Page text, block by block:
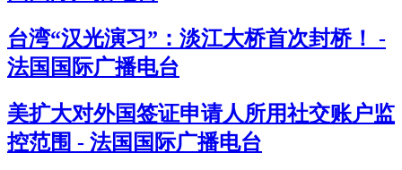
台湾“汉光演习”：淡江大桥首次封桥！ -
法国国际广播电台
美扩大对外国签证申请人所用社交账户监
控范围 - 法国国际广播电台